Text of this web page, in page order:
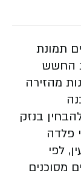
תמונת
החשש
מהזירה
בנזק
פלדה
לפי
מסוכנים